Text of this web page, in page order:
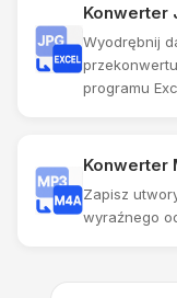
Konwerter
Wyodrębnij
programu
Konwerter
Zapisz
wyraźnego